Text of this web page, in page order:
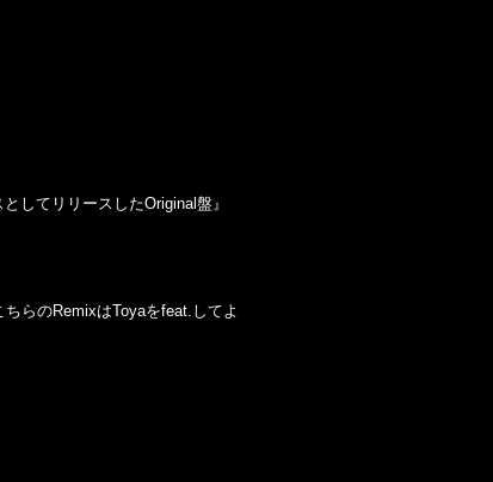
してリリースしたOriginal盤』
らのRemixはToyaをfeat.してよ